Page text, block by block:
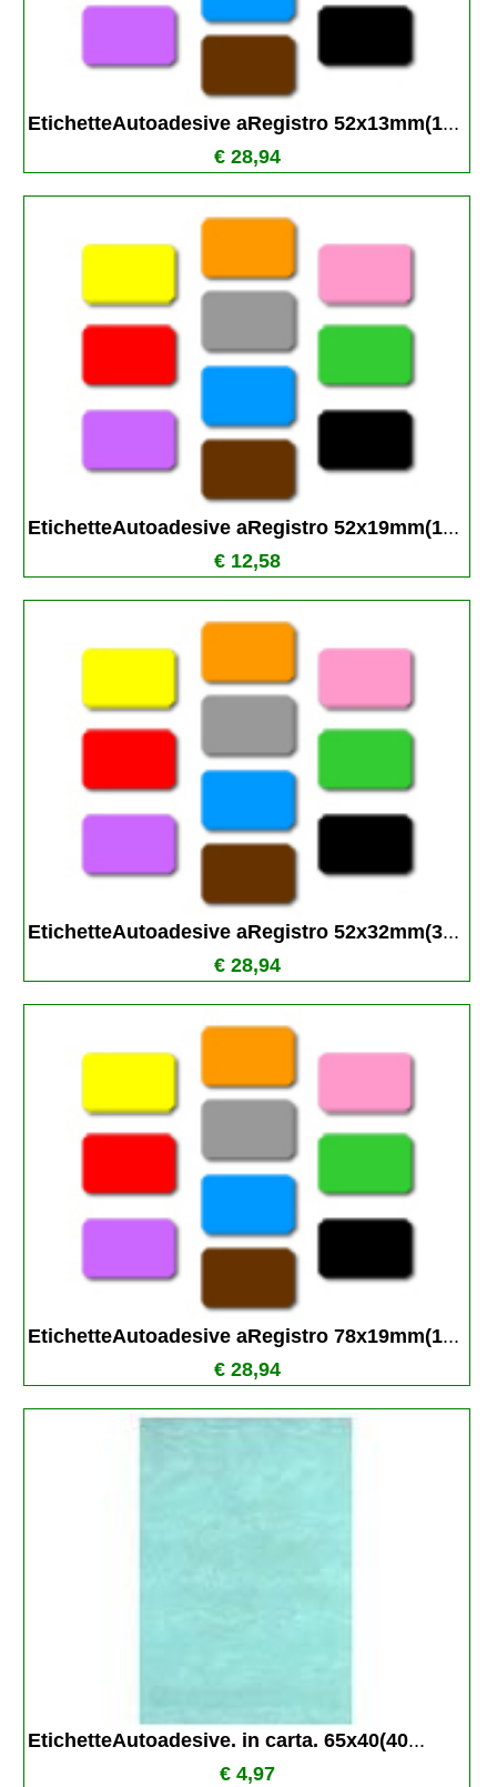
EtichetteAutoadesive aRegistro 52x13mm(1...
€ 28,94
EtichetteAutoadesive aRegistro 52x19mm(1...
€ 12,58
EtichetteAutoadesive aRegistro 52x32mm(3...
€ 28,94
EtichetteAutoadesive aRegistro 78x19mm(1...
€ 28,94
EtichetteAutoadesive. in carta. 65x40(40...
€ 4,97